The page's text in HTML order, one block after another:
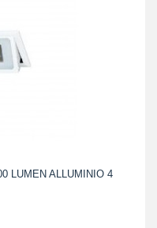
LUMEN ALLUMINIO 4